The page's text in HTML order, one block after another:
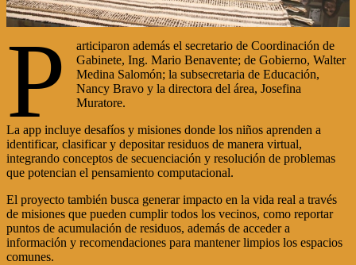
P
articiparon además el secretario de Coordinación de
Gabinete, Ing. Mario Benavente; de Gobierno, Walter
Medina Salomón; la subsecretaria de Educación,
Nancy Bravo y la directora del área, Josefina
Muratore.
La app incluye desafíos y misiones donde los niños aprenden a
identificar, clasificar y depositar residuos de manera virtual,
integrando conceptos de secuenciación y resolución de problemas
que potencian el pensamiento computacional.
El proyecto también busca generar impacto en la vida real a través
de misiones que pueden cumplir todos los vecinos, como reportar
puntos de acumulación de residuos, además de acceder a
información y recomendaciones para mantener limpios los espacios
comunes.